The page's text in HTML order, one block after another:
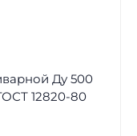
Ду 500
12820-80